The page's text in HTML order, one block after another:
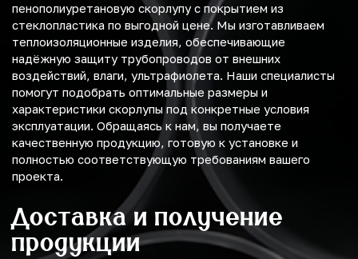
пенополиуретановую скорлупу с покрытием из
стеклопластика по выгодной цене. Мы изготавливаем
теплоизоляционные изделия, обеспечивающие
надёжную защиту трубопроводов от внешних
воздействий, влаги, ультрафиолета. Наши специалисты
помогут подобрать оптимальные размеры и
характеристики скорлупы под конкретные условия
эксплуатации. Обращаясь к нам, вы получаете
качественную продукцию, готовую к установке и
полностью соответствующую требованиям вашего
проекта.
Доставка и получение
продукции